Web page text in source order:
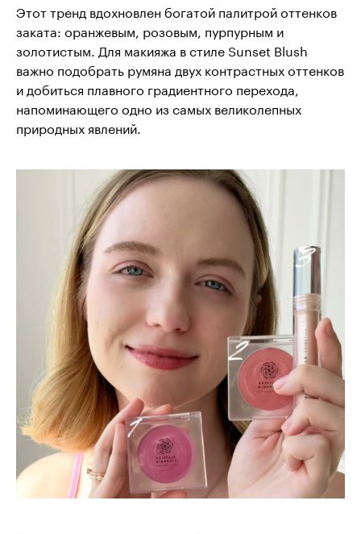
Этот тренд вдохновлен богатой палитрой оттенков
заката: оранжевым, розовым, пурпурным и
золотистым. Для макияжа в стиле Sunset Blush
важно подобрать румяна двух контрастных оттенков
и добиться плавного градиентного перехода,
напоминающего одно из самых великолепных
природных явлений.